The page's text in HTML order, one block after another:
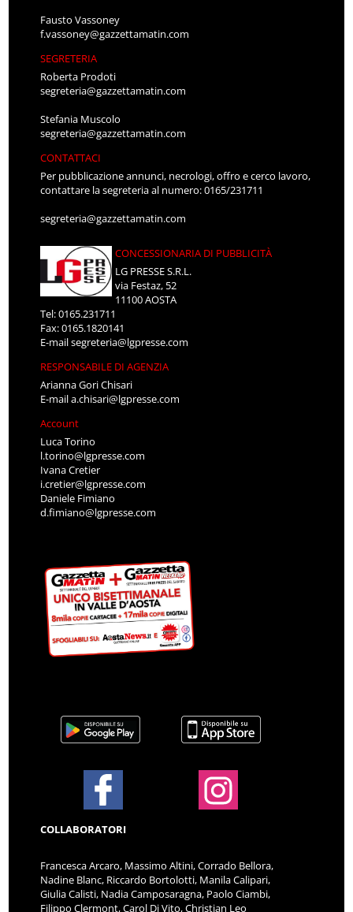
Fausto Vassoney
f.vassoney@gazzettamatin.com
SEGRETERIA
Roberta Prodoti
segreteria@gazzettamatin.com
Stefania Muscolo
segreteria@gazzettamatin.com
CONTATTACI
Per pubblicazione annunci, necrologi, offro e cerco lavoro,
contattare la segreteria al numero: 0165/231711
segreteria@gazzettamatin.com
CONCESSIONARIA DI PUBBLICITÀ
LG PRESSE S.R.L.
via Festaz, 52
11100 AOSTA
Tel: 0165.231711
Fax: 0165.1820141
E-mailsegreteria@lgpresse.com
RESPONSABILE DI AGENZIA
Arianna Gori Chisari
E-maila.chisari@lgpresse.com
Account
Luca Torino
l.torino@lgpresse.com
Ivana Cretier
i.cretier@lgpresse.com
Daniele Fimiano
d.fimiano@lgpresse.com
COLLABORATORI
Francesca Arcaro, Massimo Altini, Corrado Bellora,
Nadine Blanc, Riccardo Bortolotti, Manila Calipari,
Giulia Calisti, Nadia Camposaragna, Paolo Ciambi,
Filippo Clermont, Carol Di Vito, Christian Leo